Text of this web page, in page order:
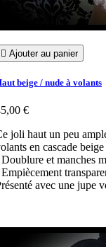
 Ajouter au panier
beige / nude à volants
€
joli haut un peu
en cascade
et manches
avec une jupe